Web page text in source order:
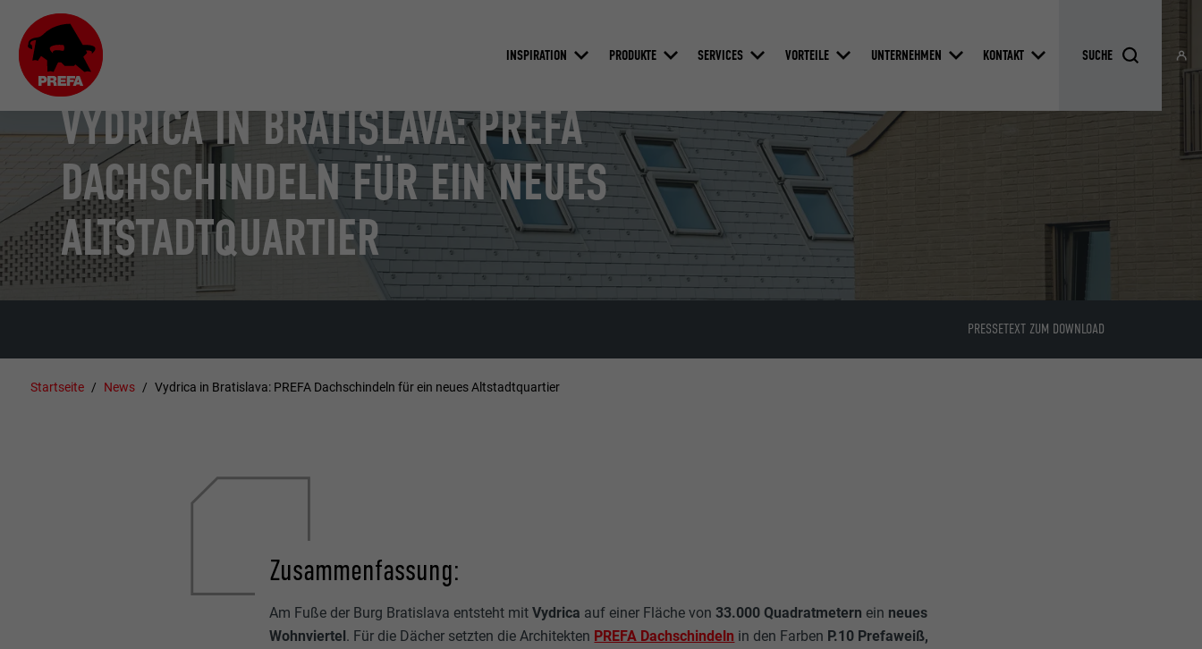
INSPIRATION PRODUKTE SERVICES VORTEILE UNTERNEHMEN KONTAKT
VYDRICA IN BRATISLAVA: PREFA
DACHSCHINDELN FÜR EIN NEUES
ALTSTADTQUARTIER
PRESSETEXT ZUM DOWNLOAD
Startseite News Vydrica in Bratislava: PREFA Dachschindeln für ein neues Altstadtquartier
Zusammenfassung:
Am Fuße der Burg Bratislava entsteht mitVydrica auf einer Fläche von33.000 Quadratmetern ein neues
Wohnviertel. Für die Dächer setzten die Architekten PREFA Dachschindeln in den Farben P.10 Prefaweiß,